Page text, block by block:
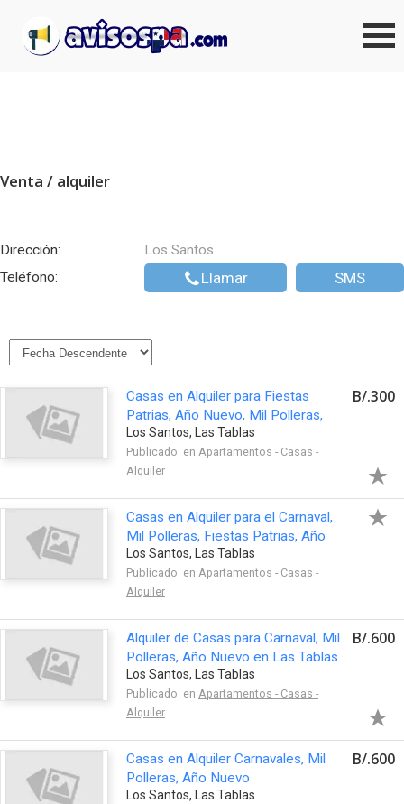
Venta / alquiler
Dirección:
Los Santos
Teléfono:
Llamar SMS
Casas en Alquiler para Fiestas
Patrias, Año Nuevo, Mil Polleras,
Carnaval
Los Santos, Las Tablas
Publicado en Apartamentos - Casas -
Alquiler
B/.300
Casas en Alquiler para el Carnaval,
Mil Polleras, Fiestas Patrias, Año
Nuevo en Las Tablas
Los Santos, Las Tablas
Publicado en Apartamentos - Casas -
Alquiler
Alquiler de Casas para Carnaval, Mil
Polleras, Año Nuevo en Las Tablas
Los Santos, Las Tablas
Publicado en Apartamentos - Casas -
Alquiler
B/.600
Casas en Alquiler Carnavales, Mil
Polleras, Año Nuevo
Los Santos, Las Tablas
B/.600